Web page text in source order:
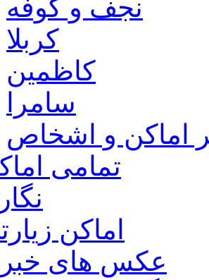
نجف و كوفه
كربلا
كاظمين
سامرا
اماكن و اشخاص
تمامی
اماکن
عکس های